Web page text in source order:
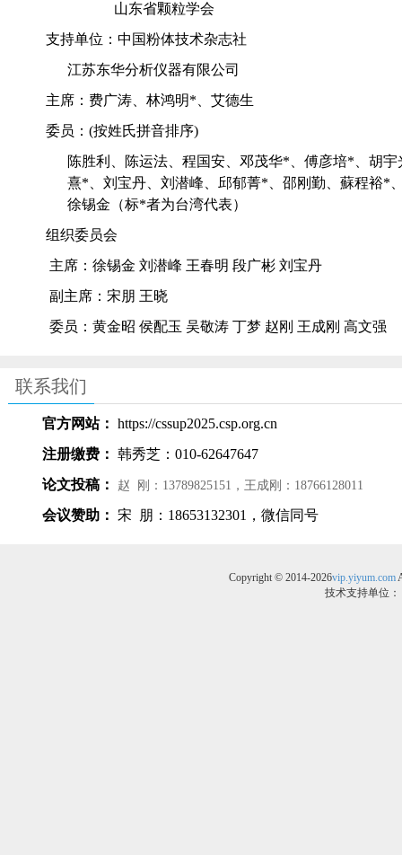
山东省颗粒学会
支持单位：中国粉体技术杂志社
江苏东华分析仪器有限公司
主席： 费广涛、林鸿明* 、艾德生
委员：(按姓氏拼音排序)
陈胜利、陈运法、程国安、邓茂华* 、傅彦培* 、胡宇
熹* 、刘宝丹、刘潜峰、邱郁菁* 、邵刚勤、蘇程裕*
徐锡金（标*者为台湾代表）
组织委员会
主席：徐锡金 刘潜峰 王春明 段广彬 刘宝丹
副主席：宋朋 王晓
委员：黄金昭 侯配玉 吴敬涛丁梦 赵刚 王成刚 高文强
联系我们
官方网站：https://cssup2025.csp.org.cn
注册缴费：韩秀芝：010-62647647
论文投稿：
赵 刚： 13789825151 ，王成刚： 18766128011
会议赞助：宋 朋： 18653132301 ，微信同号
Copyright © 2014-2026vip.yiyum.com
技术支持单位